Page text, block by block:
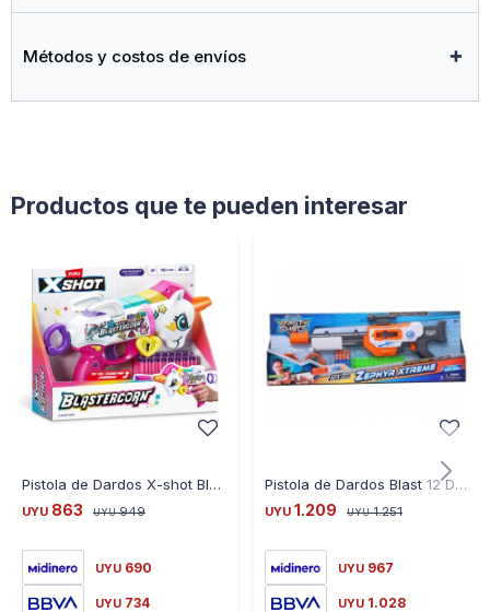
Métodos y costos de envíos
Productos que te pueden interesar
Pistola de Dardos X-shot Blastercorn Unicornio 16 Dardos
UYU 863 UYU 949
UYU 690
UYU 734
Pistola de Dardos Blast 12 Dardos con Accesorios
UYU 1.209 UYU 1.251
UYU 967
UYU 1.028